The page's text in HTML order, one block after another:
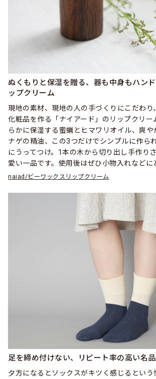
ぬくもりと保湿を贈る、器も中身もハン
ップクリーム
現地の素材、現地の人の手づくりにこだわり
化粧品を作る「ナイアード」のリップクリー
らかに保湿する蜜蝋とヒマワリオイル、爽や
ナゲの精油、この3つだけでシンプルに作ら
にうってつけ。1本の木から切り出し手作り
愛い一品です。使用後はぜひ小物入れなどに
naiad/ビーワックスリップクリーム
足を締め付けない、リピート率の高い名
夕方になるとソックスがキツく感じるとい